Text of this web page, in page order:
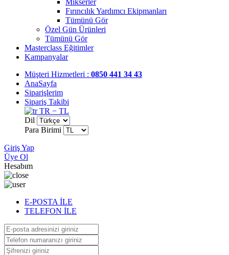
Mikserler
Fırıncılık Yardımcı Ekipmanları
Tümünü Gör
Özel Gün Ürünleri
Tümünü Gör
Masterclass Eğitimler
Kampanyalar
Müşteri Hizmetleri : 0850 441 34 43
AnaSayfa
Siparişlerim
Sipariş Takibi
TR − TL
Dil
Para Birimi
Giriş Yap
Üye Ol
Hesabım
E-POSTA İLE
TELEFON İLE